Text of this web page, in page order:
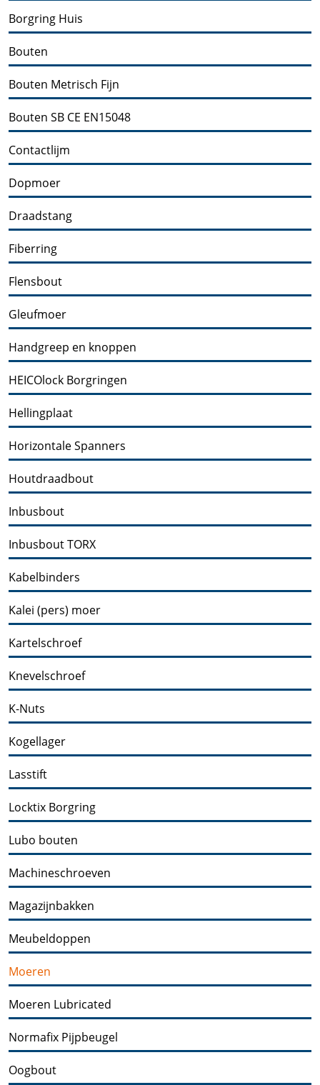
Borgring Huis
Bouten
Bouten Metrisch Fijn
Bouten SB CE EN15048
Contactlijm
Dopmoer
Draadstang
Fiberring
Flensbout
Gleufmoer
Handgreep en knoppen
HEICOlock Borgringen
Hellingplaat
Horizontale Spanners
Houtdraadbout
Inbusbout
Inbusbout TORX
Kabelbinders
Kalei (pers) moer
Kartelschroef
Knevelschroef
K-Nuts
Kogellager
Lasstift
Locktix Borgring
Lubo bouten
Machineschroeven
Magazijnbakken
Meubeldoppen
Moeren
Moeren Lubricated
Normafix Pijpbeugel
Oogbout